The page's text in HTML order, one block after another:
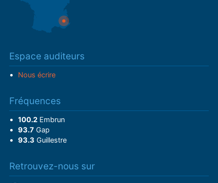
Espace auditeurs
Nous écrire
Fréquences
100.2Embrun
93.7 Gap
93.3 Guillestre
Retrouvez-nous sur